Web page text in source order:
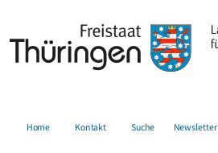
Home Kontakt Suche Newsletter